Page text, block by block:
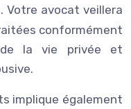
Votre avocat veillera
conformément
la vie privée et
implique également